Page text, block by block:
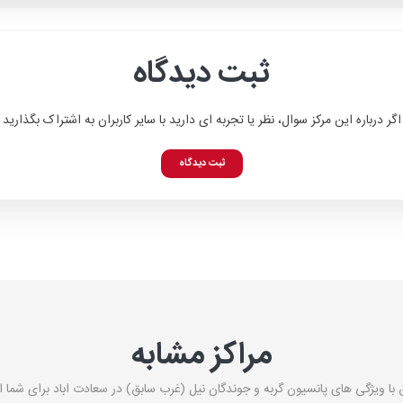
ثبت دیدگاه
اگر درباره این مرکز سوال، نظر یا تجربه ای دارید با سایر کاربران به اشتراک بگذارید
ثبت دیدگاه
مراکز مشابه
با ویژگی های پانسیون گربه و جوندگان نیل (غرب سابق) در سعادت اباد برای